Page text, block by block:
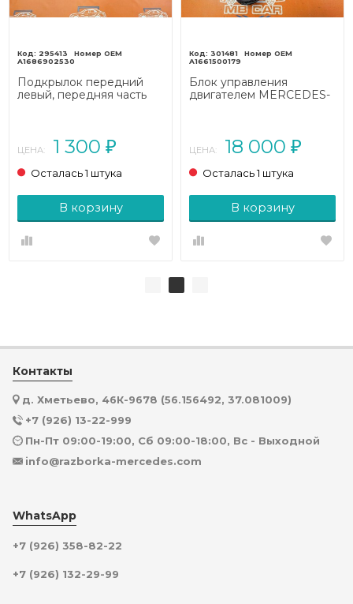
295413
A1686902530
Подкрылок передний
левый, передняя часть
ЦЕНА: 1 300 ₽
Осталась 1 штука
В корзину
301481
A1661500179
Блок управления
двигателем MERCEDES-
ЦЕНА: 18 000 ₽
Осталась 1 штука
В корзину
Контакты
д. Хметьево, 46К-9678 (56.156492, 37.081009)
+7 (926) 13-22-999
Пн-Пт 09:00-19:00, Сб 09:00-18:00, Вс - Выходной
info@razborka-mercedes.com
WhatsApp
+7 (926) 358-82-22
+7 (926) 132-29-99